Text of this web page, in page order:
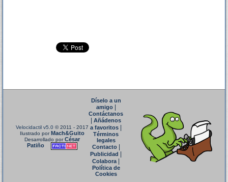
Velocidactil v5.0 © 2011 - 2017
Ilustrado porMach&Guito
Desarrollado porCésar
Patiño
Díselo a un
amigo|
Contáctanos
Añádenos
a favoritos
Términos
legales
Contacto|
Publicidad
Colabora|
Política de
Cookies